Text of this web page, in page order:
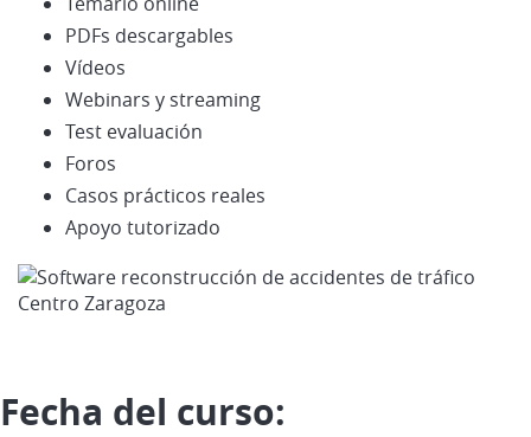
PDFs descargables
Vídeos
Webinars y streaming
Test evaluación
Foros
Casos prácticos reales
Apoyo tutorizado
Fecha del curso: